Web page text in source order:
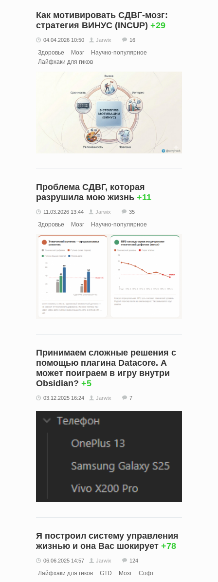
Как мотивировать СДВГ-мозг:
стратегия ВИНУС (INCUP) +29
04.04.2026 10:50 Jarwix 16
Здоровье Мозг
Научно-популярное
Лайфхаки для гиков
Проблема СДВГ, которая
разрушила мою жизнь +11
11.03.2026 13:44 Jarwix 35
Здоровье Мозг Научно-популярное
Принимаем сложные решения с
помощью плагина Datacore. А
может поиграем в игру внутри
Obsidian? +5
03.12.2025 16:24 Jarwix 7
Я построил систему управления
жизнью и она Вас шокирует +78
06.06.2025 14:57 Jarwix 124
Лайфхаки для гиков GTD Мозг Софт